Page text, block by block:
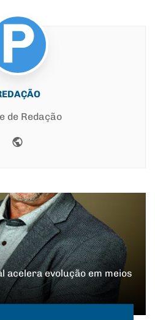
de Redação
acelera evolução em meios